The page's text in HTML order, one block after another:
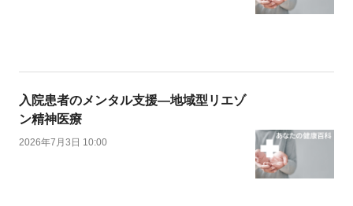
入院患者のメンタル支援―地域型リエゾ
ン精神医療
2026年7月3日 10:00